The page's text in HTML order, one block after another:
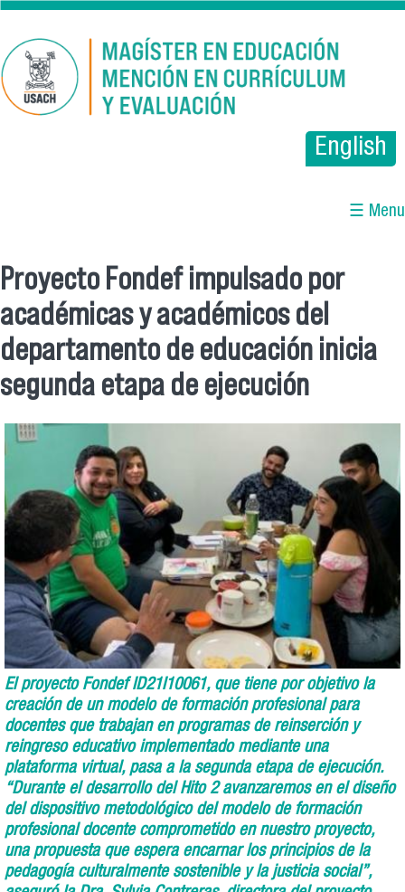
Pasar al contenido principal
English
☰ Menu
Se encuentra usted aquí
Proyecto Fondef impulsado por
académicas y académicos del
departamento de educación inicia
segunda etapa de ejecución
El proyecto Fondef ID21I10061, que tiene por objetivo la
creación de un modelo de formación profesional para
docentes que trabajan en programas de reinserción y
reingreso educativo implementado mediante una
plataforma virtual, pasa a la segunda etapa de ejecución.
“Durante el desarrollo del Hito 2 avanzaremos en el diseño
del dispositivo metodológico del modelo de formación
profesional docente comprometido en nuestro proyecto,
una propuesta que espera encarnar los principios de la
pedagogía culturalmente sostenible y la justicia social”,